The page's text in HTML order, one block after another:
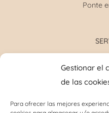
Gestionar el
de las
Para ofrecer las mejores
Ponte
Determinación